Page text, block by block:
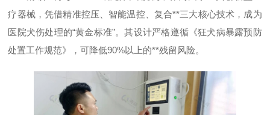
疗器械，凭借精准控压、智能温控、复合**三大核心技术，成为
医院犬伤处理的“黄金标准”。其设计严格遵循《狂犬病暴露预防
处置工作规范》，可降低90%以上的**残留风险。